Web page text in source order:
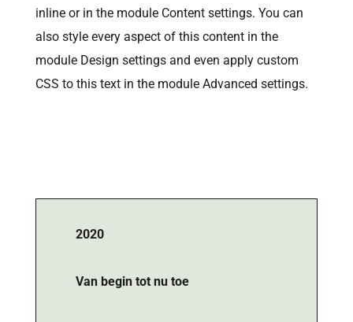
inline or in the module Content settings. You can
also style every aspect of this content in the
module Design settings and even apply custom
CSS to this text in the module Advanced settings.
2020
Van begin tot nu toe